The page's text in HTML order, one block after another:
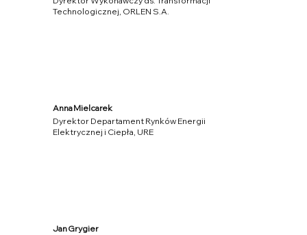
Technologicznej, ORLEN S.A.
Anna Mielcarek
Dyrektor Departament Rynków Energii
Elektrycznej i Ciepła, URE
Jan Grygier